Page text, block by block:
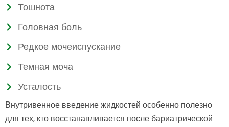
Тошнота
Головная боль
Редкое мочеиспускание
Темная моча
Усталость
Внутривенное введение жидкостей особенно полезно
для тех, кто восстанавливается после бариатрической